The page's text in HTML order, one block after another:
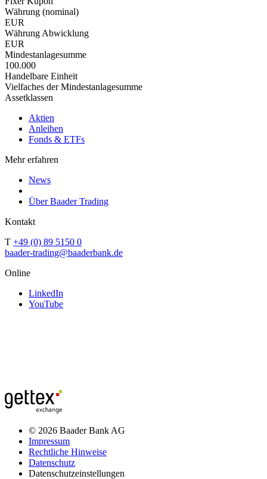
Währung (nominal)
EUR
Währung Abwicklung
EUR
Mindestanlagesumme
100.000
Handelbare Einheit
Vielfaches der Mindestanlagesumme
Assetklassen
Aktien
Anleihen
Fonds & ETFs
Mehr erfahren
News
Über Baader Trading
Kontakt
T +49 (0) 89 5150 0
baader-trading@baaderbank.de
Online
LinkedIn
YouTube
© 2026 Baader Bank AG
Impressum
Rechtliche Hinweise
Datenschutz
Datenschutzeinstellungen